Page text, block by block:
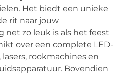
Het biedt een unieke
rit naar jouw
net zo leuk is als het feest
over een complete LED-
rookmachines en
Bovendien